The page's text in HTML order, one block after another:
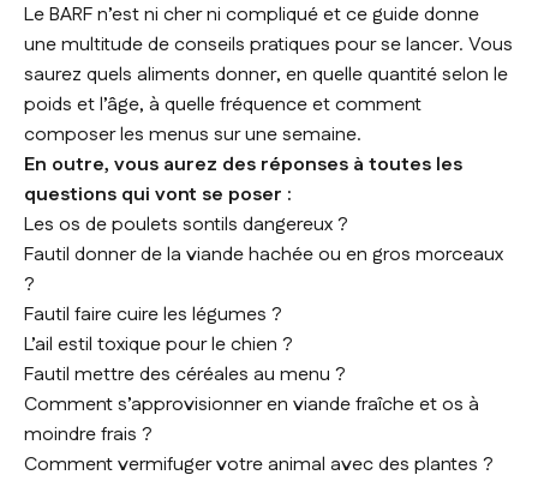
Le BARF n’est ni cher ni compliqué et ce guide donne
une multitude de conseils pratiques pour se lancer. Vous
saurez quels aliments donner, en quelle quantité selon le
poids et l’âge, à quelle fréquence et comment
composer les menus sur une semaine.
En outre, vous aurez des réponses à toutes les
questions qui vont se poser :
Les os de poulets sontils dangereux ?
Fautil donner de la viande hachée ou en gros morceaux
?
Fautil faire cuire les légumes ?
L’ail estil toxique pour le chien ?
Fautil mettre des céréales au menu ?
Comment s’approvisionner en viande fraîche et os à
moindre frais ?
Comment vermifuger votre animal avec des plantes ?